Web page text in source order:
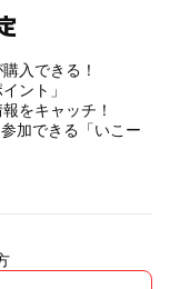
加できる「いこー